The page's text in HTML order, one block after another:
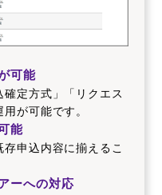
可能
定方式」「リクエス
が可能です。
能
申込内容に揃えるこ
ーへの対応